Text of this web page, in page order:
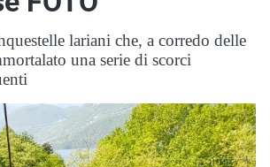
lariani che, a corredo delle
una serie di scorci